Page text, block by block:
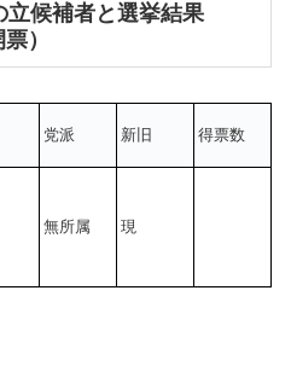
候補者と選挙結果
）
党派 新旧 得票数
無所属 現